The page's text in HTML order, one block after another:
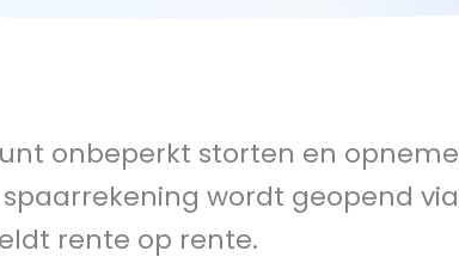
onbeperkt storten en
wordt geopend
rente op rente.